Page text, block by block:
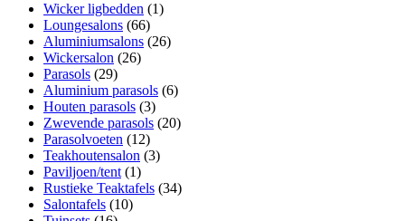
Wicker ligbedden (1)
Loungesalons (66)
Aluminiumsalons (26)
Wickersalon (26)
Parasols (29)
Aluminium parasols (6)
Houten parasols (3)
Zwevende parasols (20)
Parasolvoeten (12)
Teakhoutensalon (3)
Paviljoen/tent (1)
Rustieke Teaktafels (34)
Salontafels (10)